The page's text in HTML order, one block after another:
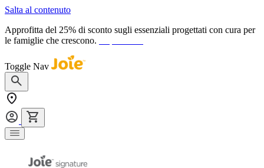
Salta al contenuto
Approfitta del 25% di sconto sugli essenziali progettati con cura per
le famiglie che crescono.
Toggle Nav